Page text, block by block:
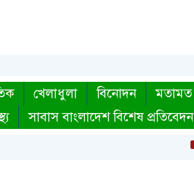
খেলাধুলা বিনোদন মতামত
সাবাস বাংলাদেশ বিশেষ প্রতিবেদন